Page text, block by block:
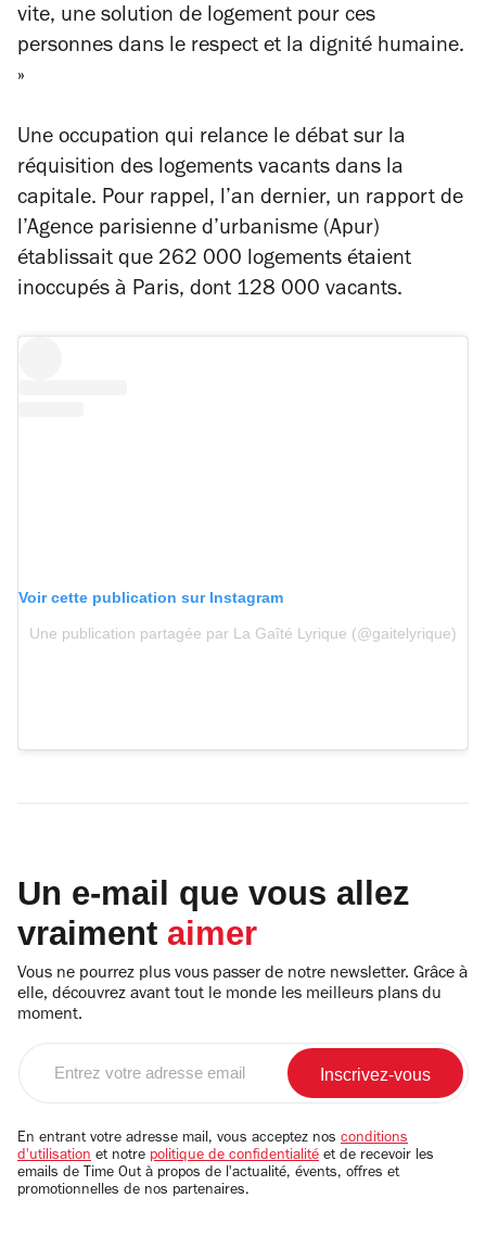
vite, une solution de logement pour ces
personnes dans le respect et la dignité humaine.
»
Une occupation qui relance le débat sur la
réquisition des logements vacants dans la
capitale. Pour rappel, l’an dernier, un rapport de
l’Agence parisienne d’urbanisme (Apur)
établissait que 262 000 logements étaient
inoccupés à Paris, dont 128 000 vacants.
Voir cette publication sur Instagram
Une publication partagée par La Gaîté Lyrique (@gaitelyrique)
Un e-mail que vous allez
vraiment aimer
Vous ne pourrez plus vous passer de notre newsletter. Grâce à
elle, découvrez avant tout le monde les meilleurs plans du
moment.
email
En entrant votre adresse mail, vous acceptez nos conditions
d'utilisation et notre politique de confidentialité et de recevoir les
emails de Time Out à propos de l'actualité, évents, offres et
promotionnelles de nos partenaires.